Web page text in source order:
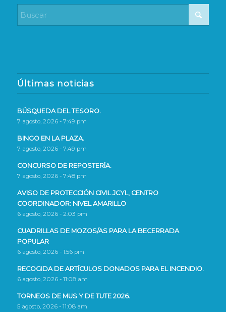
Últimas noticias
BÚSQUEDA DEL TESORO.
7 agosto, 2026 - 7:49 pm
BINGO EN LA PLAZA.
7 agosto, 2026 - 7:49 pm
CONCURSO DE REPOSTERÍA.
7 agosto, 2026 - 7:48 pm
AVISO DE PROTECCIÓN CIVIL JCYL, CENTRO
COORDINADOR: NIVEL AMARILLO
6 agosto, 2026 - 2:03 pm
CUADRILLAS DE MOZOS/AS PARA LA BECERRADA
POPULAR
6 agosto, 2026 - 1:56 pm
RECOGIDA DE ARTÍCULOS DONADOS PARA EL INCENDIO.
6 agosto, 2026 - 11:08 am
TORNEOS DE MUS Y DE TUTE 2026.
5 agosto, 2026 - 11:08 am